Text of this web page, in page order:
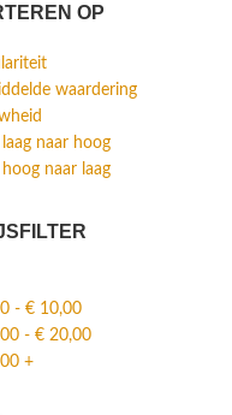
OP
waardering
laag naar hoog
hoog naar laag
- € 10,00
- € 20,00
+